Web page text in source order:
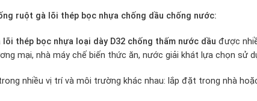
ruột gà lõi thép bọc nhựa chống dầu chống nước:
lõi thép bọc nhựa loại dày D32 chống thấm nước dầu được
mại, nhà máy chế biến thức ăn, nước giải khát lựa chọn sử
nhiều vị trí và môi trường khác nhau: lắp đặt trong nhà